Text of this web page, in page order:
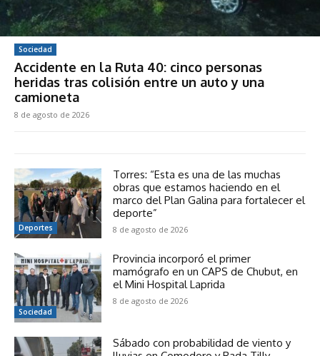
Sociedad
Accidente en la Ruta 40: cinco personas
heridas tras colisión entre un auto y una
camioneta
8 de agosto de 2026
Deportes
Torres: “Esta es una de las muchas
obras que estamos haciendo en el
marco del Plan Galina para fortalecer el
deporte”
8 de agosto de 2026
Sociedad
Provincia incorporó el primer
mamógrafo en un CAPS de Chubut, en
el Mini Hospital Laprida
8 de agosto de 2026
Sábado con probabilidad de viento y